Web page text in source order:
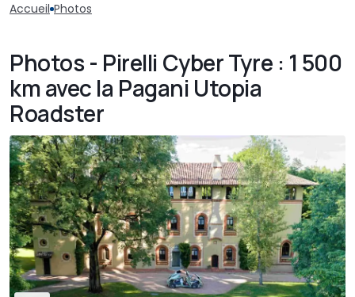
Accueil Photos
Photos - Pirelli Cyber Tyre : 1 500
km avec la Pagani Utopia
Roadster